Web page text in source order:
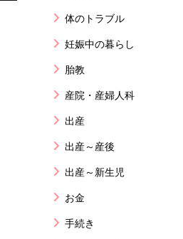
体のトラブル
妊娠中の暮らし
胎教
産院・産婦人科
出産
出産～産後
出産～新生児
お金
手続き